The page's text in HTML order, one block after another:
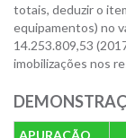
totais, deduzir o
equipamentos) no
14.253.809,53
imobilizações nos
APURAÇÃO